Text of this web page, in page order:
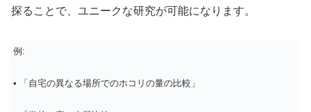
探ることで、ユニークな研究が可能になります。
例:
• 「自宅の異なる場所でのホコリの量の比較」